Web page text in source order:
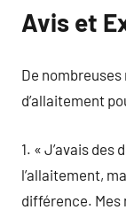
Avis et
De
d’allaitement
1. « J’avais
l’allaitement,
différence. Mes